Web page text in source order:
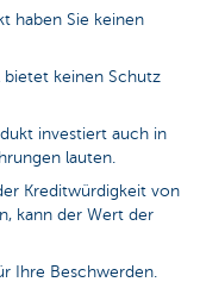
haben Sie keinen
bietet keinen Schutz
investiert auch in
lauten.
Kreditwürdigkeit von
kann der Wert der
Ihre Beschwerden.